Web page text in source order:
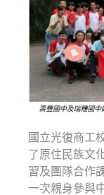
國立光復商工
了原住民族文
習及團隊合作
一次親身參與